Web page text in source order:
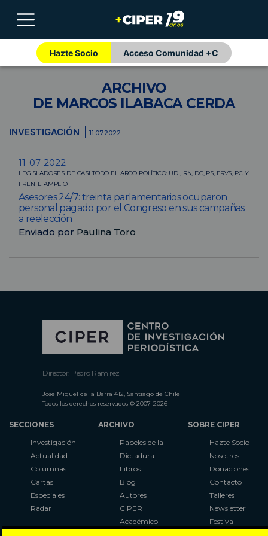
Hazte Socio Acceso Comunidad +C
ARCHIVO
DE MARCOS ILABACA CERDA
INVESTIGACIÓN 11.07.2022
11-07-2022
LEGISLADORES DE CASI TODO EL ARCO POLÍTICO: UDI, RN, DC, PS, FRVS, PC Y
FRENTE AMPLIO
Asesores 24/7: treinta parlamentarios ocuparon
personal pagado por el Congreso en sus campañas
a reelección
Enviado por Paulina Toro
Director: Pedro Ramírez
José Miguel de la Barra 412, Santiago de Chile
Todos los derechos reservados © 2007-2026
SECCIONES
Investigación
Actualidad
Columnas
Cartas
Especiales
Radar
ARCHIVO
Papeles de la
Dictadura
Libros
Blog
Autores
CIPER
Académico
SOBRE CIPER
Hazte Socio
Nosotros
Donaciones
Contacto
Talleres
Newsletter
Festival